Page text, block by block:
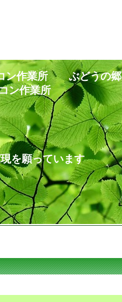
コン作業所 ぶどうの郷
業所
っています